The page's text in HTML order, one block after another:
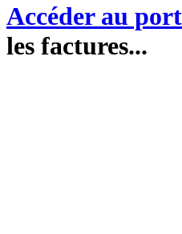
Accéder au
les factures...